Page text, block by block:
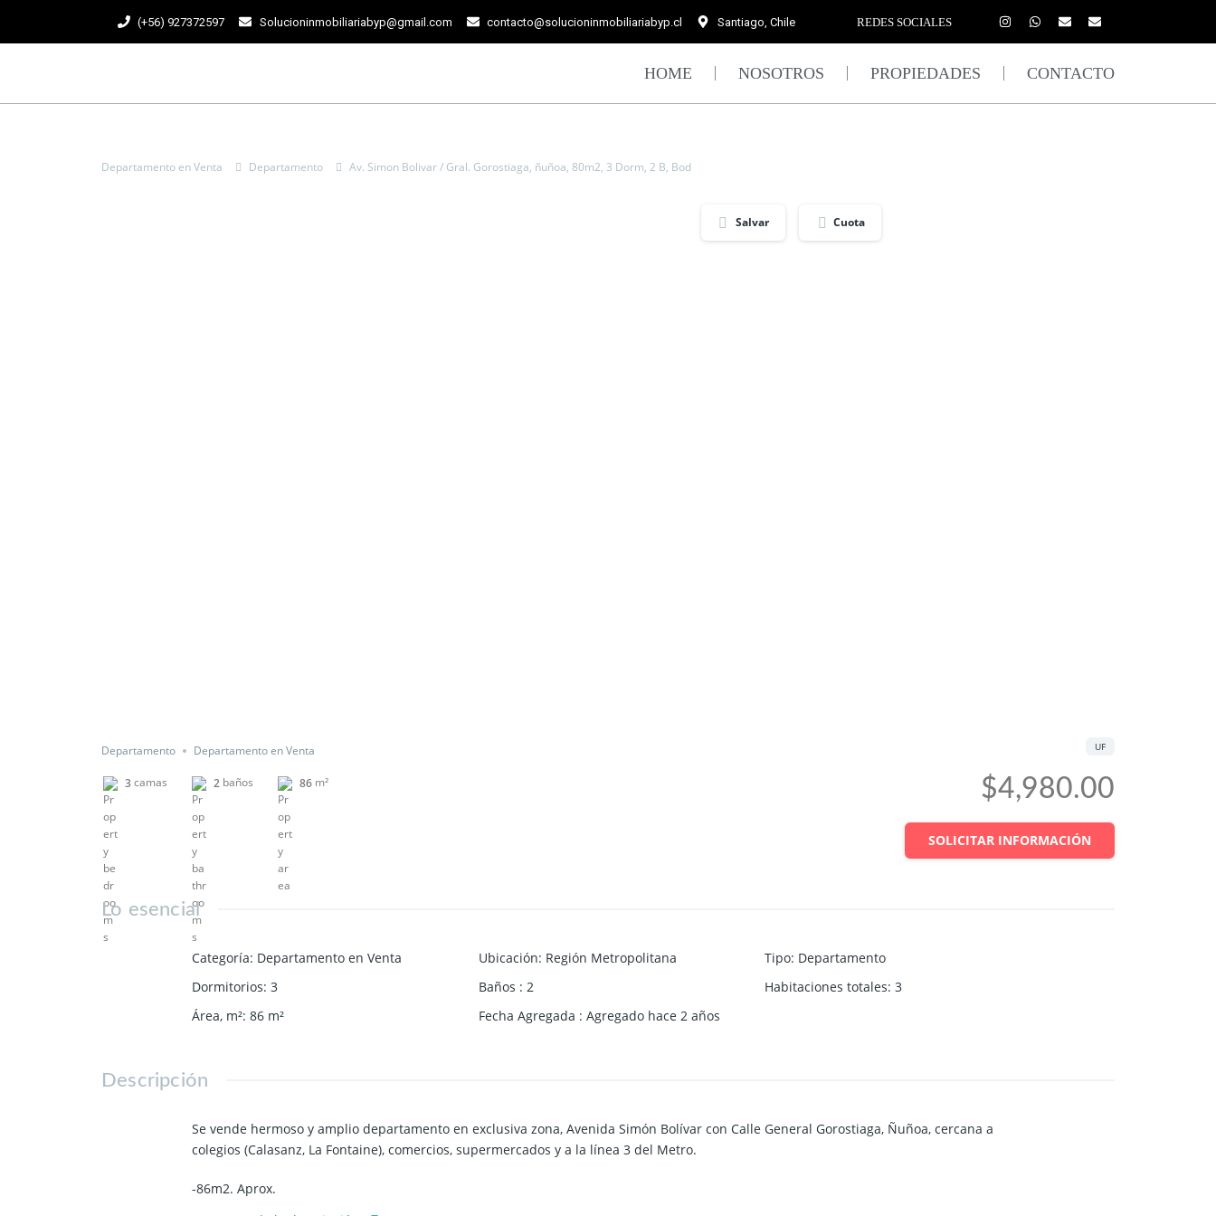
(+56) 927372597 Solucioninmobiliariabyp@gmail.com contacto@solucioninmobiliariabyp.cl Santiago, Chile REDES SOCIALES
HOME NOSOTROS PROPIEDADES CONTACTO
Departamento en Venta Departamento Av. Simon Bolivar / Gral. Gorostiaga, ñuñoa, 80m2, 3 Dorm, 2 B, Bod
Salvar Cuota
Departamento Departamento en Venta
3camas 2 baños 86 m² $4,980.00
UF
SOLICITAR INFORMACIÓN
Lo esencial
Categoría: Departamento en Venta Ubicación: Región Metropolitana Tipo: Departamento
Dormitorios: 3 Baños : 2 Habitaciones totales: 3
Área, m²: 86 m² Fecha Agregada : Agregado hace 2 años
Descripción
Se vende hermoso y amplio departamento en exclusiva zona, Avenida Simón Bolívar con Calle General Gorostiaga, Ñuñoa, cercana a
colegios (Calasanz, La Fontaine), comercios, supermercados y a la línea 3 del Metro.
-86m2. Aprox.